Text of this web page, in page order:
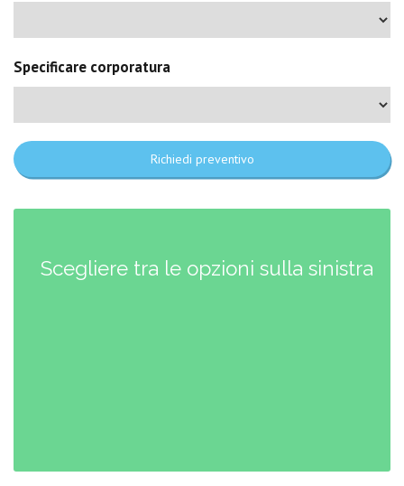
Specificare corporatura
Richiedi preventivo
Scegliere tra le opzioni sulla sinistra